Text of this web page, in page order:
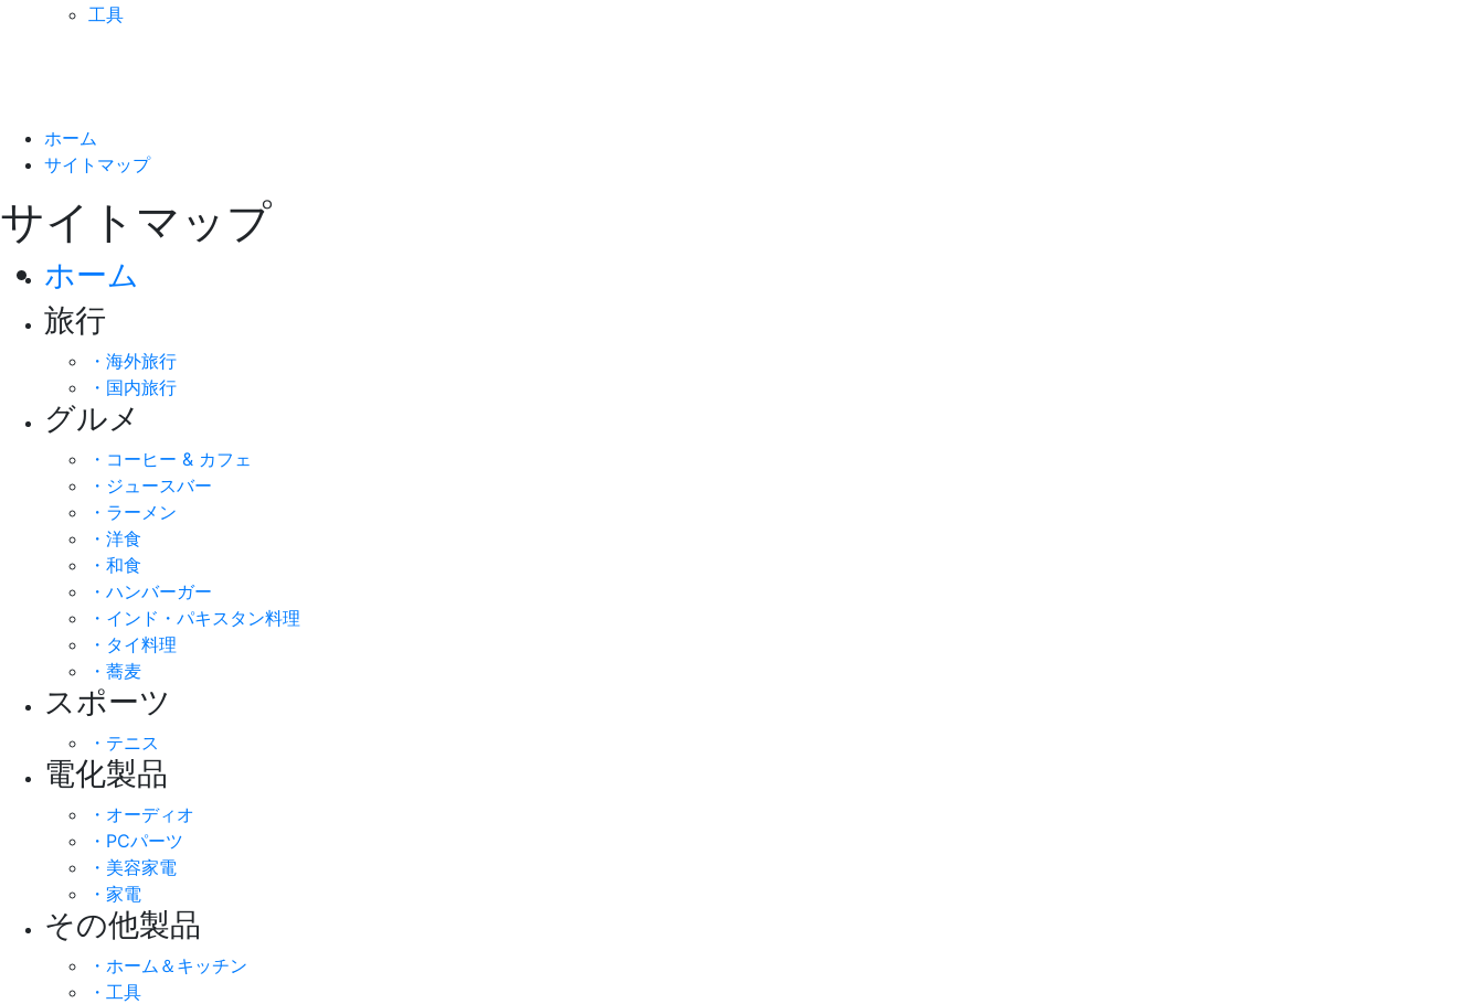
工具
ホーム
サイトマップ
サイトマップ
ホーム
旅行
・海外旅行
・国内旅行
グルメ
・コーヒー & カフェ
・ジュースバー
・ラーメン
・洋食
・和食
・ハンバーガー
・インド・パキスタン料理
・タイ料理
・蕎麦
スポーツ
・テニス
電化製品
・オーディオ
・PCパーツ
・美容家電
・家電
その他製品
・ホーム＆キッチン
・工具